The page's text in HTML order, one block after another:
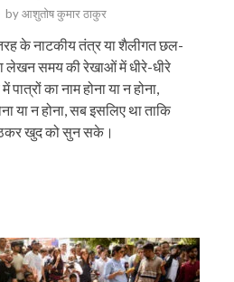
byआशुतोष कुमार ठाकुर
के नाटकीय तंत्र या शैलीगत छल-
लेखन समय की रेखाओं में धीरे-धीरे
का नाम होना या न होना,
या न होना, सब इसलिए था ताकि
खुद को सुन सके।